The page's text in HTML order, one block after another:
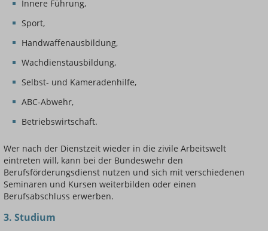
Innere Führung,
Sport,
Handwaffenausbildung,
Wachdienstausbildung,
Selbst- und Kameradenhilfe,
ABC-Abwehr,
Betriebswirtschaft.
Wer nach der Dienstzeit wieder in die zivile Arbeitswelt
eintreten will, kann bei der Bundeswehr den
Berufsförderungsdienst nutzen und sich mit verschiedenen
Seminaren und Kursen weiterbilden oder einen
Berufsabschluss erwerben.
3. Studium